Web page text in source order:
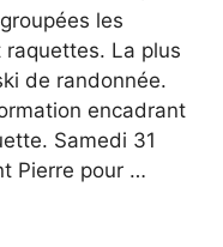
les
La plus
de randonnée.
encadrant
Samedi 31
Pierre pour …